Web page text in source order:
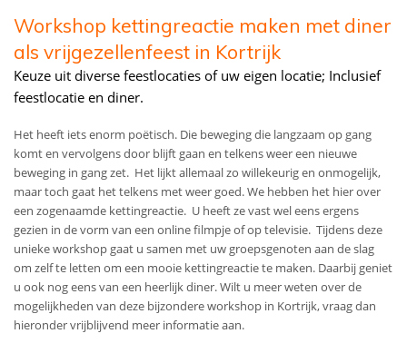
Workshop kettingreactie maken met diner
als vrijgezellenfeest in Kortrijk
Keuze uit diverse feestlocaties of uw eigen locatie; Inclusief
feestlocatie en diner.
Het heeft iets enorm poëtisch. Die beweging die langzaam op gang
komt en vervolgens door blijft gaan en telkens weer een nieuwe
beweging in gang zet. Het lijkt allemaal zo willekeurig en onmogelijk,
maar toch gaat het telkens met weer goed. We hebben het hier over
een zogenaamde kettingreactie. U heeft ze vast wel eens ergens
gezien in de vorm van een online filmpje of op televisie. Tijdens deze
unieke workshop gaat u samen met uw groepsgenoten aan de slag
om zelf te letten om een mooie kettingreactie te maken. Daarbij geniet
u ook nog eens van een heerlijk diner.Wilt u meer weten over de
mogelijkheden van deze bijzondere workshop in Kortrijk, vraag dan
hieronder vrijblijvend meer informatie aan.